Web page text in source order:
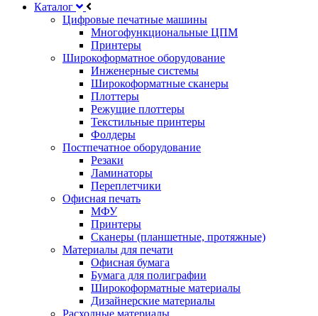
Каталог
Цифровые печатные машины
Многофункциональные ЦПМ
Принтеры
Широкоформатное оборудование
Инженерные системы
Широкоформатные сканеры
Плоттеры
Режущие плоттеры
Текстильные принтеры
Фолдеры
Постпечатное оборудование
Резаки
Ламинаторы
Переплетчики
Офисная печать
МФУ
Принтеры
Сканеры (планшетные, протяжные)
Материалы для печати
Офисная бумага
Бумага для полиграфии
Широкоформатные материалы
Дизайнерские материалы
Расходные материалы